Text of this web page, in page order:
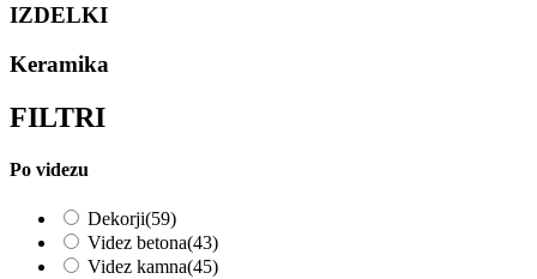
IZDELKI
Keramika
FILTRI
Po videzu
Dekorji(59)
Videz betona(43)
Videz kamna(45)